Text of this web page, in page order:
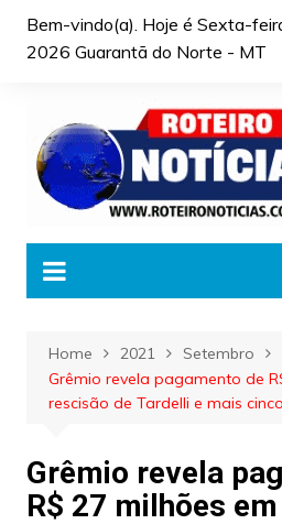
Bem-vindo(a). Hoje é Sexta-
2026 Guarantã do Norte - MT
Home 2021 Setembro
Grêmio revela pagamento de
rescisão de Tardelli e mais cinco
Grêmio revela
R$ 27 milhões